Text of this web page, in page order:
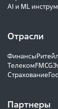
AI и ML
Отрасли
ФинансыРитейл
ТелекомFMCG
Страхование
Партнеры